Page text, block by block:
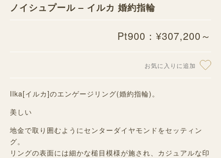
ノイシュプール – イルカ 婚約指輪
Pt900：¥307,200～
お気に入りに追加
Ilka[イルカ]のエンゲージリング(婚約指輪)。
美しい
地金で取り囲むようにセンターダイヤモンドをセッティン
グ。
リングの表面には細かな槌目模様が施され、カジュアルな印